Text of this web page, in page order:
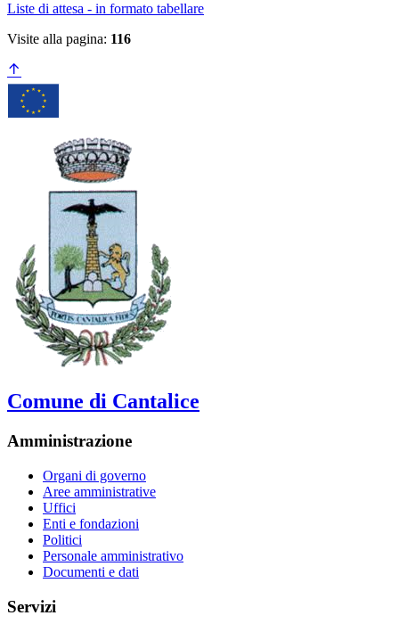
Liste di attesa - in formato tabellare
Visite alla pagina: 116
Comune di Cantalice
Amministrazione
Organi di governo
Aree amministrative
Uffici
Enti e fondazioni
Politici
Personale amministrativo
Documenti e dati
Servizi